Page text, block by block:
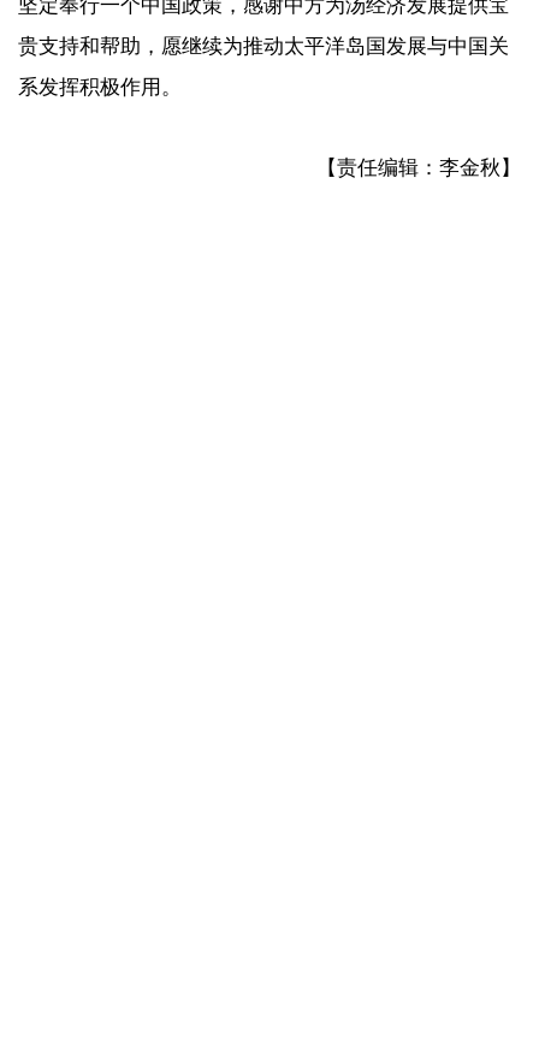
坚定奉行一个中国政策，感谢中方为汤经济发展提供宝
贵支持和帮助，愿继续为推动太平洋岛国发展与中国关
系发挥积极作用。
【责任编辑：李金秋】